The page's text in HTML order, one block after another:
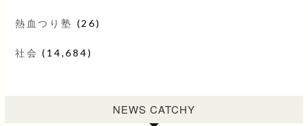
熱血つり塾 (26)
社会 (14,684)
NEWS CATCHY